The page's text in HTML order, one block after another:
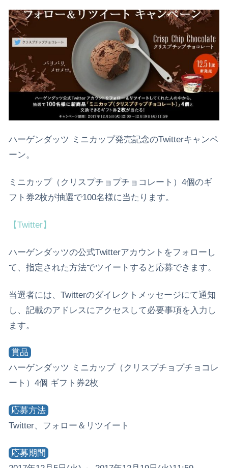
ハーゲンダッツ ミニカップ発売記念のTwitterキャンペ
ーン。
ミニカップ（クリスプチョプチョコレート）4個のギ
フト券2枚が抽選で100名様に当たります。
【Twitter】
ハーゲンダッツの公式Twitterアカウントをフォローし
て、指定された方法でツイートすると応募できます。
当選者には、Twitterのダイレクトメッセージにて通知
し、記載のアドレスにアクセスして必要事項を入力し
ます。
賞品
ハーゲンダッツ ミニカップ（クリスプチョプチョコレ
ート）4個 ギフト券2枚
応募方法
Twitter、フォロー＆リツイート
応募期間